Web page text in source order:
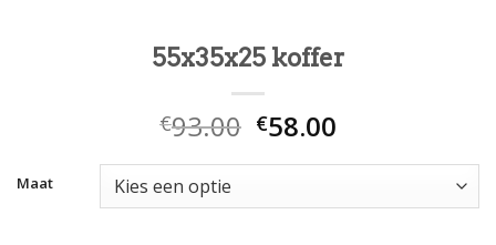
55x35x25 koffer
€93.00 €58.00
Maat